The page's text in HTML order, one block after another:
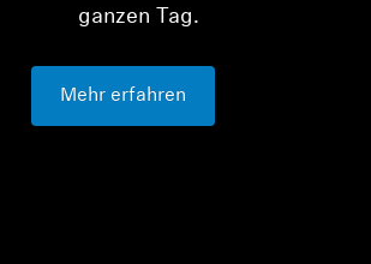
ganzen Tag.
Mehr erfahren